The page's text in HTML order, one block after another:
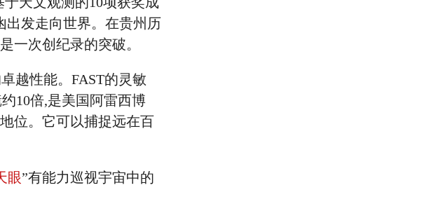
出发走向世界。在贵州历
一次创纪录的突破。
越性能。FAST的灵敏
10倍,是美国阿雷西博
位。它可以捕捉远在百
眼”有能力巡视宇宙中的